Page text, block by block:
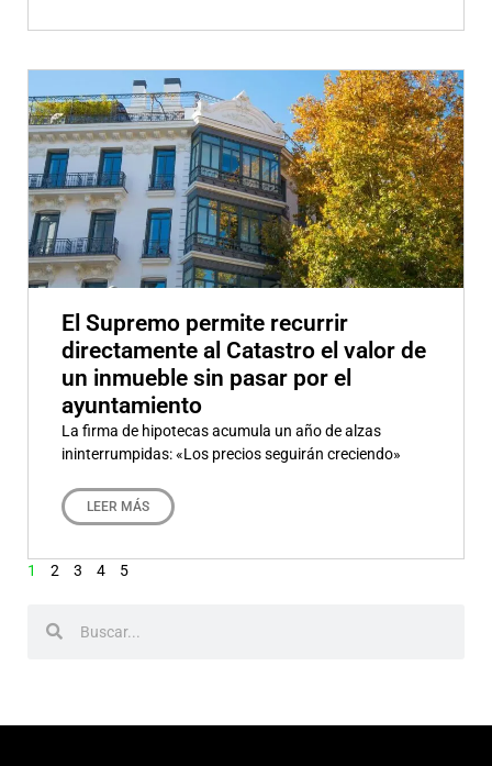
El Supremo permite recurrir
directamente al Catastro el valor de
un inmueble sin pasar por el
ayuntamiento
La firma de hipotecas acumula un año de alzas
ininterrumpidas: «Los precios seguirán creciendo»
LEER MÁS
1 2 3 4 5